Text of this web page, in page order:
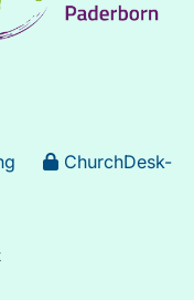
ChurchDesk-